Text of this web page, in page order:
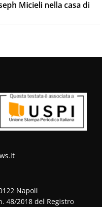
Micieli nella casa di
Napoli
48/2018 del Registro